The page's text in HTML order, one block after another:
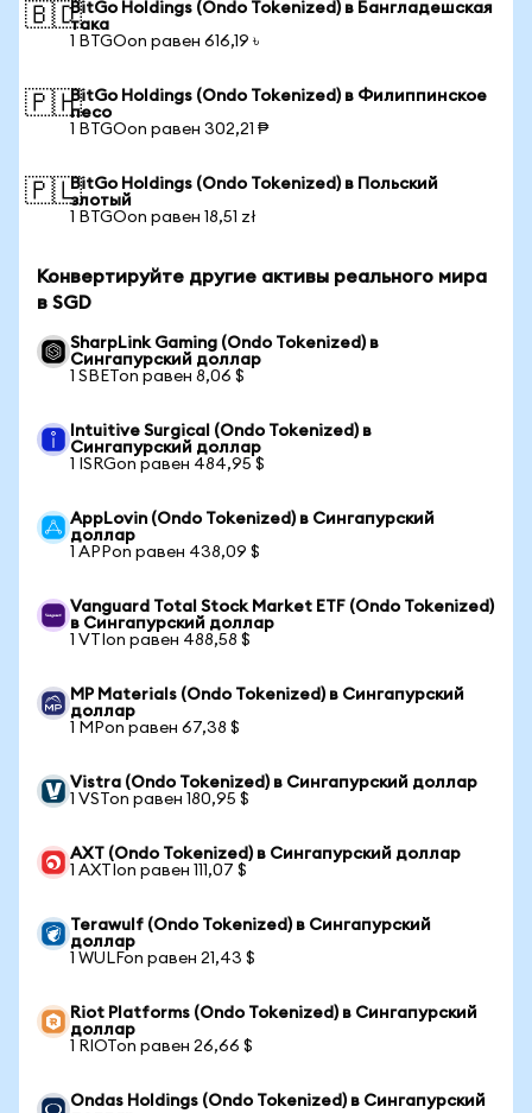
🇧🇩BitGo Holdings (Ondo Tokenized) в Бангладешская
така
1 BTGOon равен 616,19 ৳
🇵🇭BitGo Holdings (Ondo Tokenized) в Филиппинское
песо
1 BTGOon равен 302,21 ₱
🇵🇱BitGo Holdings (Ondo Tokenized) в Польский
злотый
1 BTGOon равен 18,51 zł
Конвертируйте другие активы реального мира
в SGD
SharpLink Gaming (Ondo Tokenized) в
Сингапурский доллар
1 SBETon равен 8,06 $
Intuitive Surgical (Ondo Tokenized) в
Сингапурский доллар
1 ISRGon равен 484,95 $
AppLovin (Ondo Tokenized) в Сингапурский
доллар
1 APPon равен 438,09 $
Vanguard Total Stock Market ETF (Ondo Tokenized)
в Сингапурский доллар
1 VTIon равен 488,58 $
MP Materials (Ondo Tokenized) в Сингапурский
доллар
1 MPon равен 67,38 $
Vistra (Ondo Tokenized) в Сингапурский доллар
1 VSTon равен 180,95 $
AXT (Ondo Tokenized) в Сингапурский доллар
1 AXTIon равен 111,07 $
Terawulf (Ondo Tokenized) в Сингапурский
доллар
1 WULFon равен 21,43 $
Riot Platforms (Ondo Tokenized) в Сингапурский
доллар
1 RIOTon равен 26,66 $
Ondas Holdings (Ondo Tokenized) в Сингапурский